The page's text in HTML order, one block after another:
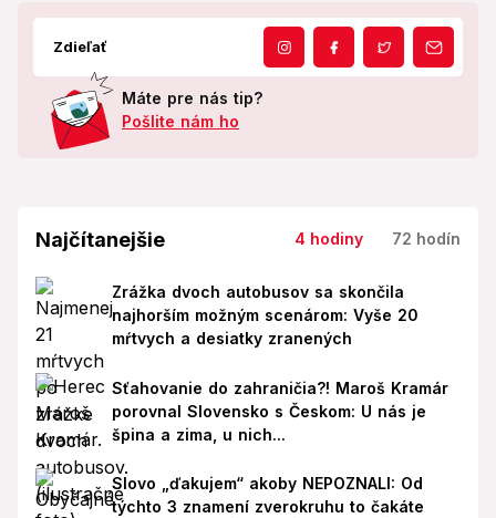
Zdieľať
Máte pre nás tip?
Pošlite nám ho
Najčítanejšie 4 hodiny 72 hodín
Zrážka dvoch autobusov sa skončila
najhorším možným scenárom: Vyše 20
mŕtvych a desiatky zranených
Sťahovanie do zahraničia?! Maroš Kramár
porovnal Slovensko s Českom: U nás je
špina a zima, u nich...
Slovo „ďakujem“ akoby NEPOZNALI: Od
týchto 3 znamení zverokruhu to čakáte